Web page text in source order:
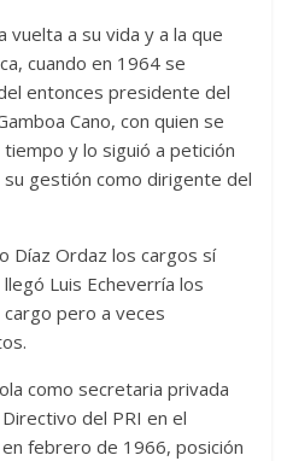
vuelta a su vida y a la que
cuando en 1964 se
entonces presidente del
Cano, con quien se
y lo siguió a petición
gestión como dirigente del
Díaz Ordaz los cargos sí
Luis Echeverría los
pero a veces
como secretaria privada
del PRI en el
febrero de 1966, posición